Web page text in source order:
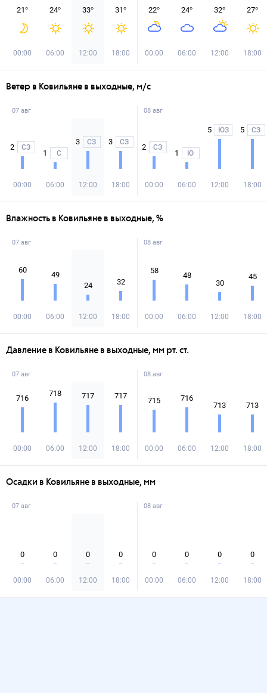
21°
00:00
24°
06:00
33°
12:00
31°
18:00
22°
00:00
24°
06:00
32°
12:00
27°
18:00
Ветер в Ковильяне в выходные, м/с
07 авг
2 СЗ
00:00
1 С
06:00
3 СЗ
12:00
3 СЗ
18:00
08 авг
2 СЗ
00:00
1 Ю
06:00
5 ЮЗ
12:00
5 СЗ
18:00
Влажность в Ковильяне в выходные, %
07 авг
60
00:00
49
06:00
24
12:00
32
18:00
08 авг
58
00:00
48
06:00
30
12:00
45
18:00
Давление в Ковильяне в выходные, мм рт. ст.
07 авг
716
00:00
718
06:00
717
12:00
717
18:00
08 авг
715
00:00
716
06:00
713
12:00
713
18:00
Осадки в Ковильяне в выходные, мм
07 авг
0
00:00
0
06:00
0
12:00
0
18:00
08 авг
0
00:00
0
06:00
0
12:00
0
18:00